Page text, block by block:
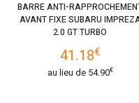
BARRE ANTI-
AVANT FIXE SUBARU
2.0 GT TURBO
41.18€
au lieu de 54.90€